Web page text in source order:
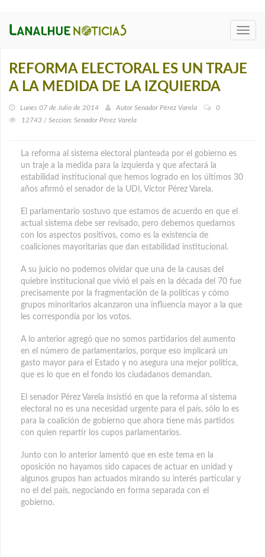
REFORMA ELECTORAL ES UN TRAJE
A LA MEDIDA DE LA IZQUIERDA
Lunes 07 de Julio de 2014 Autor Senador Pérez Varela
0
12743 / Seccion: Senador Pérez Varela
La reforma al sistema electoral planteada por el gobierno es
un traje a la medida para la izquierda y que afectará la
estabilidad institucional que hemos logrado en los últimos 30
años afirmó el senador de la UDI, Víctor Pérez Varela.
El parlamentario sostuvo que estamos de acuerdo en que el
actual sistema debe ser revisado, pero debemos quedarnos
con los aspectos positivos, como es la existencia de
coaliciones mayoritarias que dan estabilidad institucional.
A su juicio no podemos olvidar que una de la causas del
quiebre institucional que vivió el país en la década del 70 fue
precisamente por la fragmentación de la políticas y cómo
grupos minoritarios alcanzaron una influencia mayor a la que
les correspondía por los votos.
A lo anterior agregó que no somos partidarios del aumento
en el número de parlamentarios, porque eso implicará un
gasto mayor para el Estado y no asegura una mejor política,
que es lo que en el fondo los ciudadanos demandan.
El senador Pérez Varela insistió en que la reforma al sistema
electoral no es una necesidad urgente para el país, sólo lo es
para la coalición de gobierno que ahora tiene más partidos
con quien repartir los cupos parlamentarios.
Junto con lo anterior lamentó que en este tema en la
oposición no hayamos sido capaces de actuar en unidad y
algunos grupos han actuados mirando su interés particular y
no el del país, negociando en forma separada con el
gobierno.